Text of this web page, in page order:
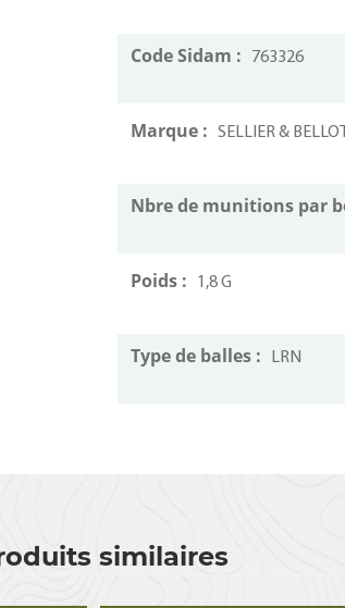
Code Sidam : 763326
Marque : SELLIER & BELLOT
Nbre de munitions par
Poids : 1,8 G
Type de balles : LRN
similaires